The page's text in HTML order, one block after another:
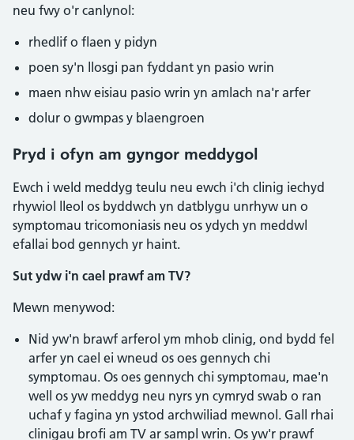
neu fwy o'r canlynol:
rhedlif o flaen y pidyn
poen sy'n llosgi pan fyddant yn pasio wrin
maen nhw eisiau pasio wrin yn amlach na'r arfer
dolur o gwmpas y blaengroen
Pryd i ofyn am gyngor meddygol
Ewch i weld meddyg teulu neu ewch i'ch clinig iechyd
rhywiol lleol os byddwch yn datblygu unrhyw un o
symptomau tricomoniasis neu os ydych yn meddwl
efallai bod gennych yr haint.
Sut ydw i'n cael prawf am TV?
Mewn menywod:
Nid yw'n brawf arferol ym mhob clinig, ond bydd fel
arfer yn cael ei wneud os oes gennych chi
symptomau. Os oes gennych chi symptomau, mae'n
well os yw meddyg neu nyrs yn cymryd swab o ran
uchaf y fagina yn ystod archwiliad mewnol. Gall rhai
clinigau brofi am TV ar sampl wrin. Os yw'r prawf